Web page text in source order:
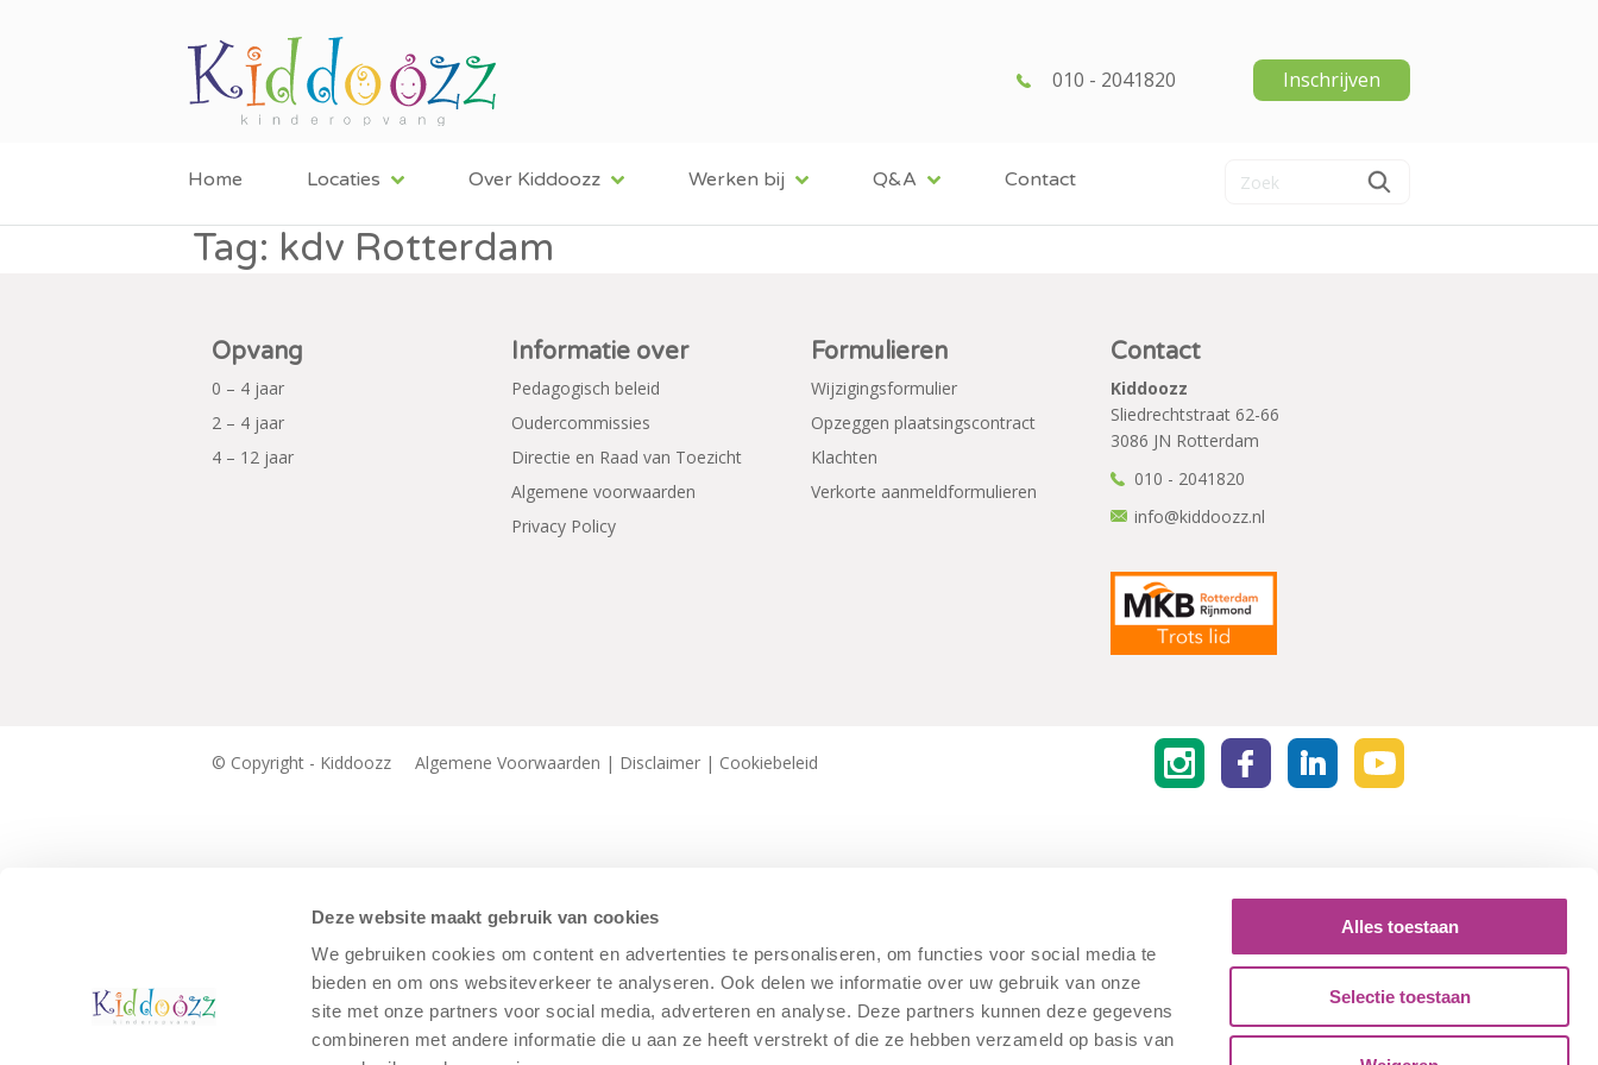
Deze website maakt gebruik van cookies
We gebruiken cookies om content en advertenties te personaliseren, om functies voor social media te
bieden en om ons websiteverkeer te analyseren. Ook delen we informatie over uw gebruik van onze
site met onze partners voor social media, adverteren en analyse. Deze partners kunnen deze gegevens
combineren met andere informatie die u aan ze heeft verstrekt of die ze hebben verzameld op basis van
Alles toestaan
Selectie toestaan
010 - 2041820 Inschrijven
Home Locaties Over Kiddoozz Werken bij Q&A Contact
Tag: kdv Rotterdam
Opvang
0 – 4 jaar
2 – 4 jaar
4 – 12 jaar
Informatie over
Pedagogisch beleid
Oudercommissies
Directie en Raad van Toezicht
Algemene voorwaarden
Privacy Policy
Formulieren
Wijzigingsformulier
Opzeggen plaatsingscontract
Klachten
Verkorte aanmeldformulieren
Contact
Kiddoozz
Sliedrechtstraat 62-66
3086 JN Rotterdam
010 - 2041820
info@kiddoozz.nl
© Copyright - Kiddoozz Algemene Voorwaarden | Disclaimer | Cookiebeleid